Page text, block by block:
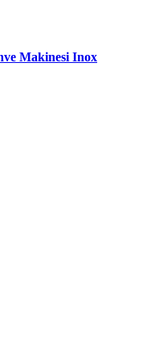
Makinesi Inox